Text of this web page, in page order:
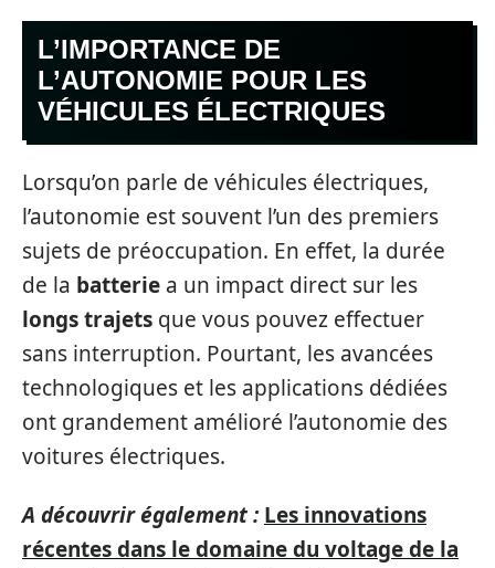
L’IMPORTANCE DE
L’AUTONOMIE POUR LES
VÉHICULES ÉLECTRIQUES
Lorsqu’on parle de véhicules électriques,
l’autonomie est souvent l’un des premiers
sujets de préoccupation. En effet, la durée
de la batterie a un impact direct sur les
longs trajets que vous pouvez effectuer
sans interruption. Pourtant, les avancées
technologiques et les applications dédiées
ont grandement amélioré l’autonomie des
voitures électriques.
A découvrir également : Les innovations
récentes dans le domaine du voltage de la